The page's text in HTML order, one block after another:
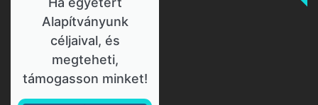
Alapítványunk
céljaival, és
megteheti,
támogasson minket!